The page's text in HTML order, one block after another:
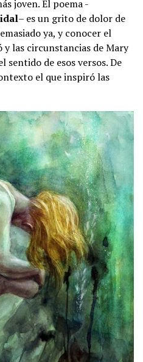
joven. El poema -
– es un grito de dolor de
ya, y conocer el
y las circunstancias de Mary
sentido de esos versos. De
el que inspiró las